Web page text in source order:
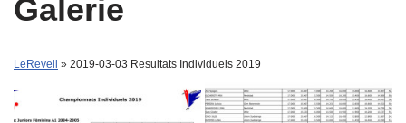
Galerie
LeReveil » 2019-03-03 Resultats Individuels 2019